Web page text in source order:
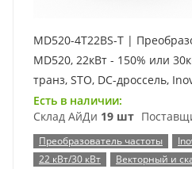
MD520-4T22BS-T |
MD520, 22кВт - 150% или
транз, STO, DC-дроссель,
Есть в наличии:
Склад АйДи 19 шт
Преобразователь частоты
22 кВт/30 кВт
Векторный и